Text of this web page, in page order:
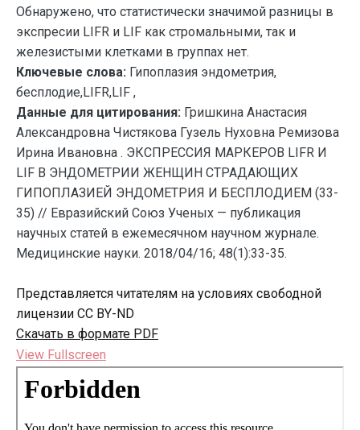
Обнаружено, что статистически значимой разницы в
экспресии LIFR и LIF как стромальными, так и
железистыми клетками в группах нет.
Ключевые слова: Гипоплазия эндометрия,
бесплодие,LIFR,LIF ,
Данные для цитирования: Гришкина Анастасия
Александровна Чистякова Гузель Нуховна Ремизова
Ирина Ивановна . ЭКСПРЕССИЯ МАРКЕРОВ LIFR И
LIF В ЭНДОМЕТРИИ ЖЕНЩИН СТРАДАЮЩИХ
ГИПОПЛАЗИЕЙ ЭНДОМЕТРИЯ И БЕСПЛОДИЕМ (33-
35) // Евразийский Союз Ученых — публикация
научных статей в ежемесячном научном журнале.
Медицинские науки. 2018/04/16; 48(1):33-35.
Представляется читателям на условиях свободной
лицензии CC BY-ND
Скачать в формате PDF
View Fullscreen
Перейти
содержимому